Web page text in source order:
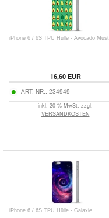
iPhone 6 / 6S TPU Hülle - Avocado
16,60EUR
ART. NR.: 234949
inkl. 20 % MwSt. zzgl.
VERSANDKOSTEN
iPhone 6 / 6S TPU Hülle - Galaxie